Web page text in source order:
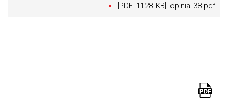
[PDF 1128 KB] opinia 38.pdf